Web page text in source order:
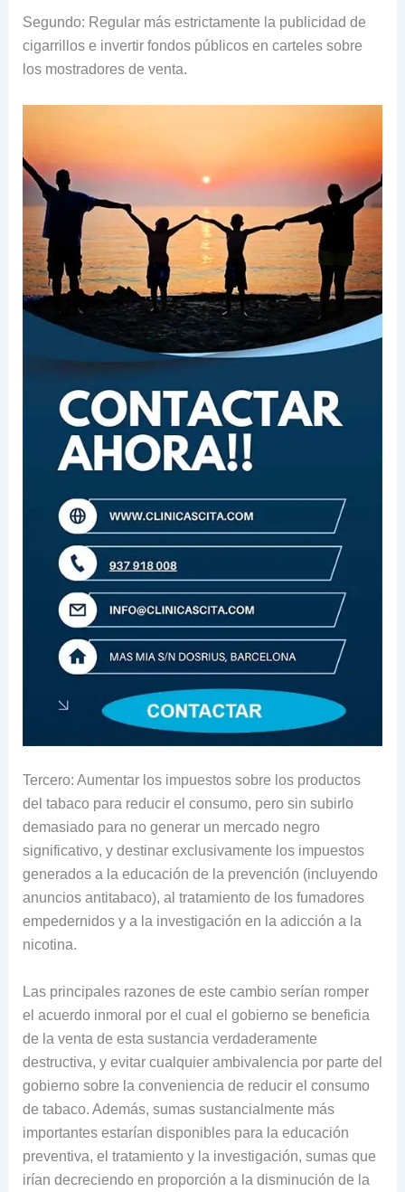
Segundo: Regular más estrictamente la publicidad de
cigarrillos e invertir fondos públicos en carteles sobre
los mostradores de venta.
Tercero: Aumentar los impuestos sobre los productos
del tabaco para reducir el consumo, pero sin subirlo
demasiado para no generar un mercado negro
significativo, y destinar exclusivamente los impuestos
generados a la educación de la prevención (incluyendo
anuncios antitabaco), al tratamiento de los fumadores
empedernidos y a la investigación en la adicción a la
nicotina.
Las principales razones de este cambio serían romper
el acuerdo inmoral por el cual el gobierno se beneficia
de la venta de esta sustancia verdaderamente
destructiva, y evitar cualquier ambivalencia por parte del
gobierno sobre la conveniencia de reducir el consumo
de tabaco. Además, sumas sustancialmente más
importantes estarían disponibles para la educación
preventiva, el tratamiento y la investigación, sumas que
irían decreciendo en proporción a la disminución de la